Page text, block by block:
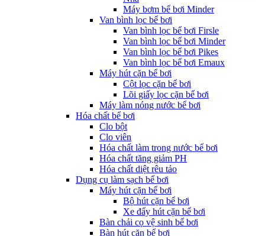
Máy bơm bể bơi Minder
Van bình lọc bể bơi
Van bình lọc bể bơi Firsle
Van bình lọc bể bơi Minder
Van bình lọc bể bơi Pikes
Van bình lọc bể bơi Emaux
Máy hút cặn bể bơi
Cột lọc cặn bể bơi
Lõi giấy lọc cặn bể bơi
Máy làm nóng nước bể bơi
Hóa chất bể bơi
Clo bột
Clo viên
Hóa chất làm trong nước bể bơi
Hóa chất tăng giảm PH
Hóa chất diệt rêu tảo
Dụng cụ làm sạch bể bơi
Máy hút cặn bể bơi
Bộ hút cặn bể bơi
Xe đẩy hút cặn bể bơi
Bàn chải cọ vệ sinh bể bơi
Bàn hút cặn bể bơi